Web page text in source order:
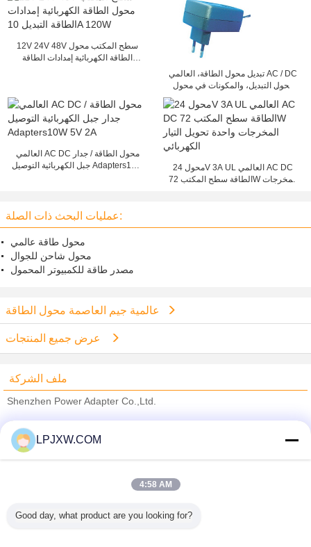
12V 24V 48V سطح المكتب محول
الطاقة الكهربائية إمدادات الطاقة
تبديل محول الطاقة، العالمي AC / DC
محول التبديل، والمكونات في محول
العالمي AC DC محول الطاقة / جدار
جبل الكهربائية التوصيل Adapters10W
محول 24V 3A UL العالمي AC DC
الطاقة سطح المكتب 72W المخرجات
عمليات البحث ذات الصلة:
محول طاقة عالمي
محول شاحن للجوال
مصدر طاقة للكمبيوتر المحمول
عالمية جيم العاصمة محول الطاقة
ملف الشركة
Shenzhen Power Adapter Co.,Ltd.
Trust Seal
Verified Suplier
جميع المنتجات
LPJXW.COM
4:58 AM
Good day, what product are you looking for?